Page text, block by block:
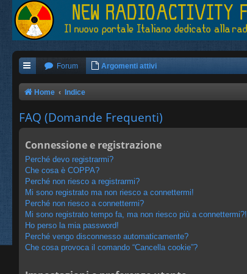
Forum Argomenti attivi
Home Indice
FAQ (Domande Frequenti)
Connessione e registrazione
Perché devo registrarmi?
Che cosa è COPPA?
Perché non riesco a registrarmi?
Mi sono registrato ma non riesco a connettermi!
Perché non riesco a connettermi?
Mi sono registrato tempo fa, ma non riesco più a connettermi?!
Ho perso la mia password!
Perché vengo disconnesso automaticamente?
Che cosa provoca il comando “Cancella cookie”?